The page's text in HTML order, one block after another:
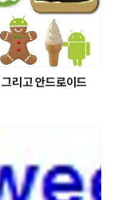
리고 안드로이드